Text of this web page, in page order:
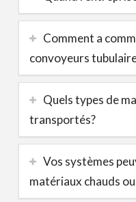
Comment a
convoyeurs
Quels types de
transportés?
Vos systèmes
matériaux chauds